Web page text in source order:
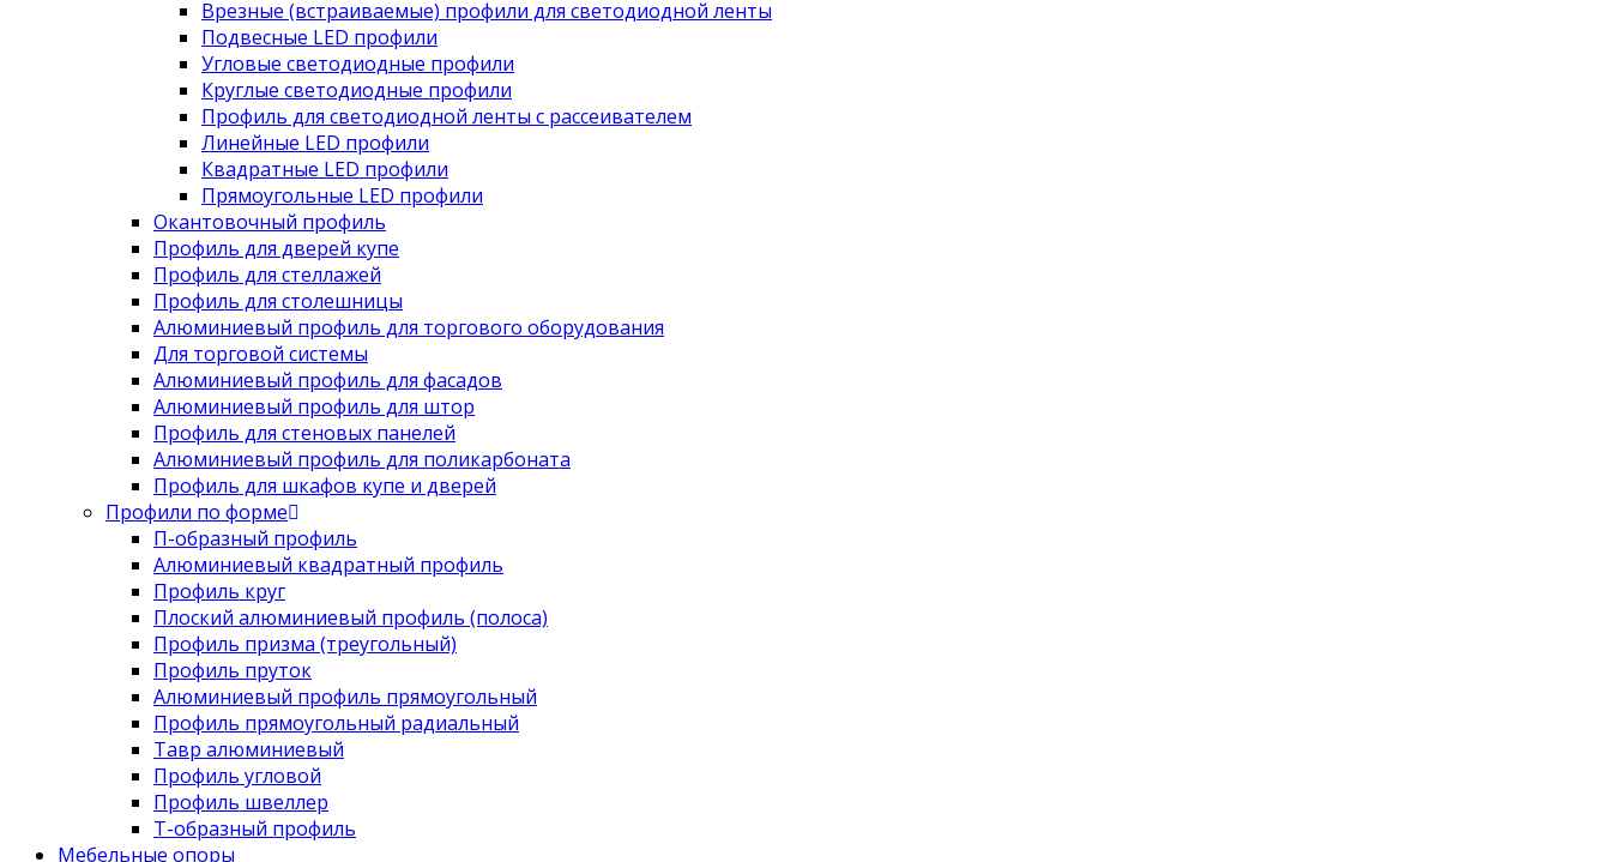
Врезные (встраиваемые) профили для светодиодной ленты
Подвесные LED профили
Угловые светодиодные профили
Круглые светодиодные профили
Профиль для светодиодной ленты с рассеивателем
Линейные LED профили
Квадратные LED профили
Прямоугольные LED профили
Окантовочный профиль
Профиль для дверей купе
Профиль для стеллажей
Профиль для столешницы
Алюминиевый профиль для торгового оборудования
Для торговой системы
Алюминиевый профиль для фасадов
Алюминиевый профиль для штор
Профиль для стеновых панелей
Алюминиевый профиль для поликарбоната
Профиль для шкафов купе и дверей
Профили по форме
П-образный профиль
Алюминиевый квадратный профиль
Профиль круг
Плоский алюминиевый профиль (полоса)
Профиль призма (треугольный)
Профиль пруток
Алюминиевый профиль прямоугольный
Профиль прямоугольный радиальный
Тавр алюминиевый
Профиль угловой
Профиль швеллер
Т-образный профиль
Мебельные опоры